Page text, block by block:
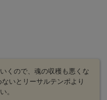
くので、魂の収穫も悪くな
いとリーサルテンポより
。